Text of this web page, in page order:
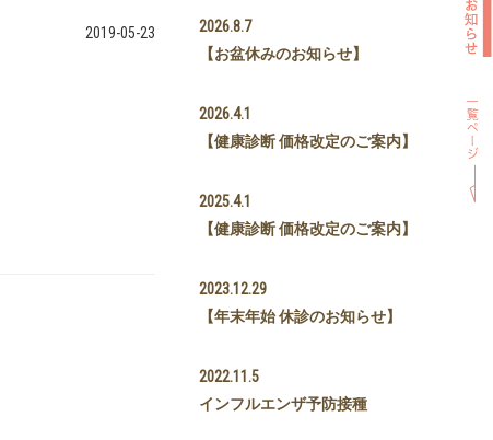
2019-05-23
2026.8.7
【お盆休みのお知らせ】
2026.4.1
【健康診断 価格改定のご案内】
2025.4.1
【健康診断 価格改定のご案内】
2023.12.29
【年末年始 休診のお知らせ】
2022.11.5
インフルエンザ予防接種